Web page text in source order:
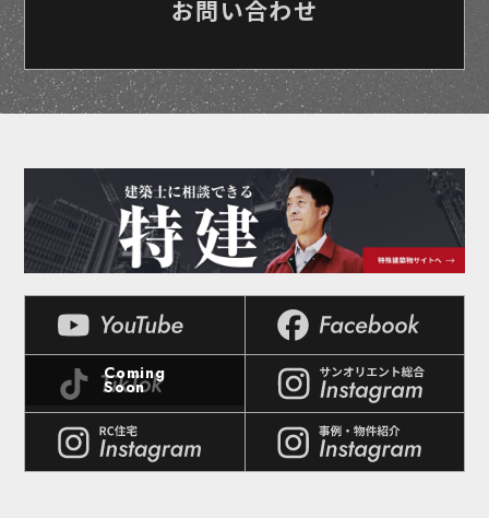
お問い合わせ